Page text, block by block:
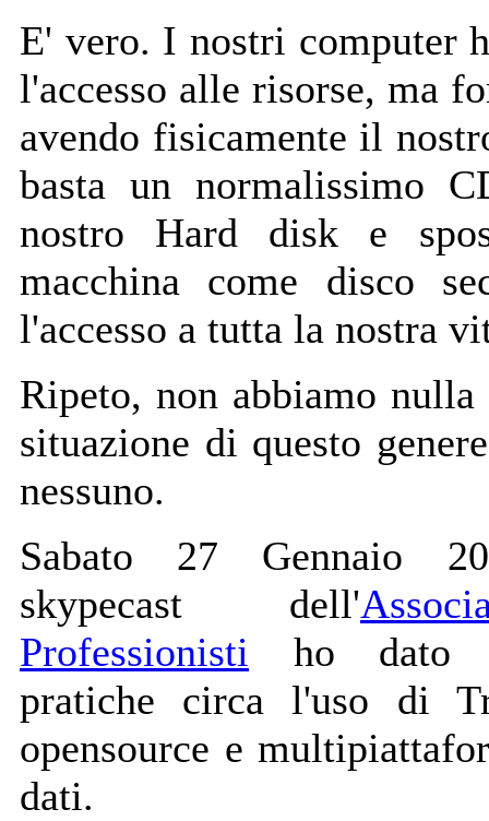
E' vero. I nostri computer
l'accesso alle risorse, ma
avendo fisicamente il
basta un normalissimo
nostro Hard disk e
macchina come disco
l'accesso a tutta la nostra
Ripeto, non abbiamo nulla
situazione di questo
nessuno.
Sabato 27 Gennaio
skypecast dell'
Professionisti ho dato
pratiche circa l'uso di
opensource e
dati.